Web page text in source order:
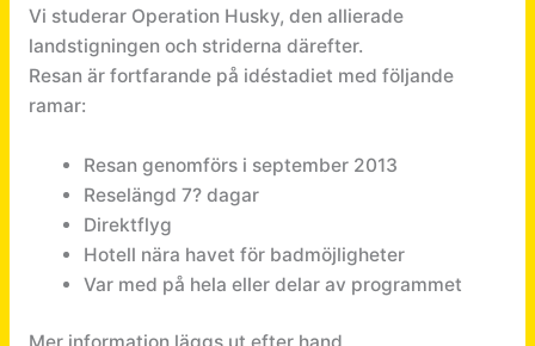
Vi studerar Operation Husky, den allierade
landstigningen och striderna därefter.
Resan är fortfarande på idéstadiet med följande
ramar:
Resan genomförs i september 2013
Reselängd 7? dagar
Direktflyg
Hotell nära havet för badmöjligheter
Var med på hela eller delar av programmet